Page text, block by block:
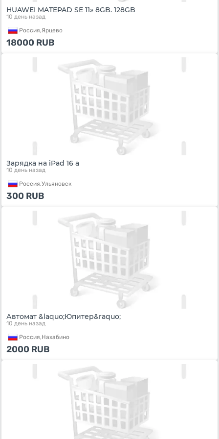
HUAWEI MATEPAD SE 11» 8GB. 128GB
10 день назад
Россия,Ярцево
18000 RUB
Зарядка на iPad 16 а
10 день назад
Россия,Ульяновск
300 RUB
Автомат &laquo;Юпитер&raquo;
10 день назад
Россия,Нахабино
2000 RUB